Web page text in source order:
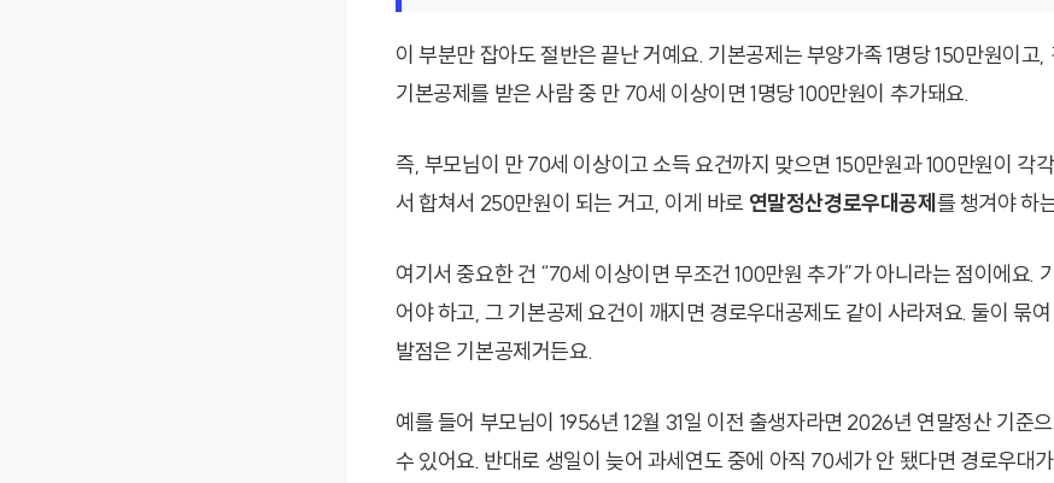
이 부분만 잡아도 절반은 끝난 거예요. 기본공제는 부양가족 1명당 150만원이고
기본공제를 받은 사람 중 만 70세 이상이면 1명당 100만원이 추가돼요.
즉, 부모님이 만 70세 이상이고 소득 요건까지 맞으면 150만원과 100만원이 각
서 합쳐서 250만원이 되는 거고, 이게 바로 연말정산경로우대공제 를 챙겨야 하
여기서 중요한 건 “70세 이상이면 무조건 100만원 추가”가 아니라는 점이에요.
어야 하고, 그 기본공제 요건이 깨지면 경로우대공제도 같이 사라져요. 둘이 묶
발점은 기본공제거든요.
예를 들어 부모님이 1956년 12월 31일 이전 출생자라면 2026년 연말정산 기준
수 있어요. 반대로 생일이 늦어 과세연도 중에 아직 70세가 안 됐다면 경로우대